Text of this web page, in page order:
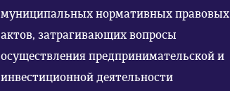
муниципальных нормативных правовых
актов, затрагивающих вопросы
осуществления предпринимательской и
инвестиционной деятельности